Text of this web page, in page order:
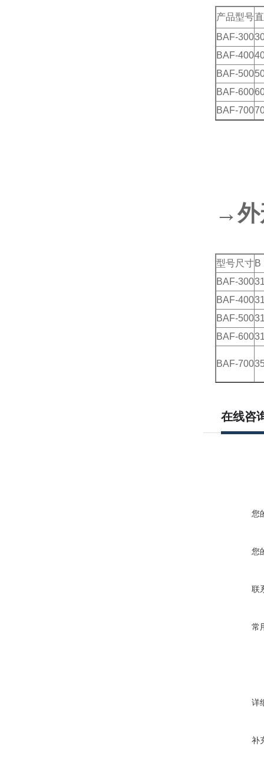
产品型号
BAF-300
BAF-400
BAF-500
BAF-600
BAF-700
→外
型号尺寸 B
BAF-300
BAF-400
BAF-500
BAF-600
BAF-700
在线咨
您
您
联
常
详
补